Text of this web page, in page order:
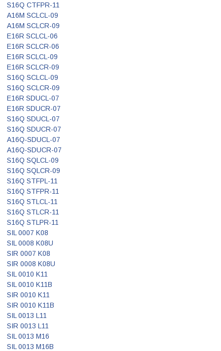
S16Q CTFPR-11
A16M SCLCL-09
A16M SCLCR-09
E16R SCLCL-06
E16R SCLCR-06
E16R SCLCL-09
E16R SCLCR-09
S16Q SCLCL-09
S16Q SCLCR-09
E16R SDUCL-07
E16R SDUCR-07
S16Q SDUCL-07
S16Q SDUCR-07
A16Q-SDUCL-07
A16Q-SDUCR-07
S16Q SQLCL-09
S16Q SQLCR-09
S16Q STFPL-11
S16Q STFPR-11
S16Q STLCL-11
S16Q STLCR-11
S16Q STLPR-11
SIL 0007 K08
SIL 0008 K08U
SIR 0007 K08
SIR 0008 K08U
SIL 0010 K11
SIL 0010 K11B
SIR 0010 K11
SIR 0010 K11B
SIL 0013 L11
SIR 0013 L11
SIL 0013 M16
SIL 0013 M16B